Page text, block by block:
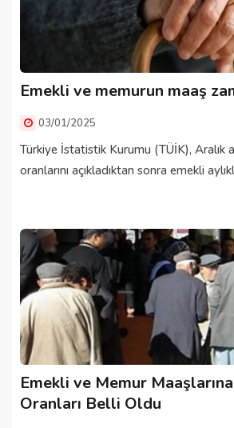
Emekli ve memurun maaş
03/01/2025
Türkiye İstatistik Kurumu (TÜİK), Aralık
oranlarını açıkladıktan sonra emekli
Emekli ve Memur
Oranları Belli Oldu